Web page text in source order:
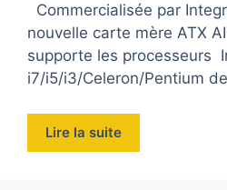
Commercialisée par
nouvelle carte mère ATX
supporte les processeurs
i7/i5/i3/Celeron/Pentium
Lire la suite